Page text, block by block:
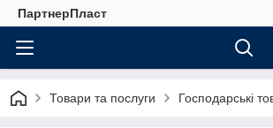
ПартнерПласт
Товари та послуги Господарські